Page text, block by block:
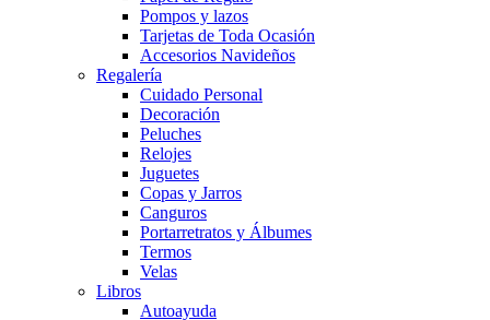
Pompos y lazos
Tarjetas de Toda Ocasión
Accesorios Navideños
Regalería
Cuidado Personal
Decoración
Peluches
Relojes
Juguetes
Copas y Jarros
Canguros
Portarretratos y Álbumes
Termos
Velas
Libros
Autoayuda